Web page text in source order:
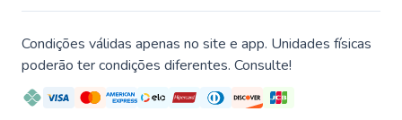
Condições válidas apenas no site e app. Unidades físicas
poderão ter condições diferentes. Consulte!